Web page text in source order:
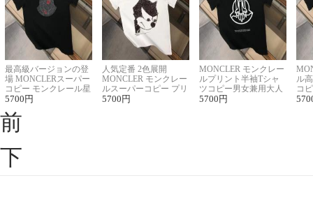
最高級バージョンの登
場 MONCLERスーパー
コピー モンクレール星
座半袖Tシャツ
5700 円
人気定番 2色展開
MONCLER モンクレー
ルスーパーコピー プリ
ント半袖Tシャツ
5700 円
MONCLER モンクレー
ルプリント半袖Tシャ
ツコピー男女兼用大人
可愛い春夏コーデ
5700 円
ル
コ
ィ
前
下